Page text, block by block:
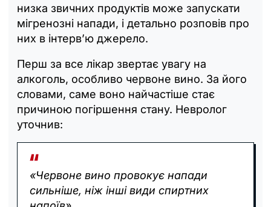
низка звичних продуктів може запускати
мігренозні напади, і детально розповів про
них в інтерв’ю джерело.
Перш за все лікар звертає увагу на
алкоголь, особливо червоне вино. За його
словами, саме воно найчастіше стає
причиною погіршення стану. Невролог
уточнив:
«Червоне вино провокує напади
сильніше, ніж інші види спиртних